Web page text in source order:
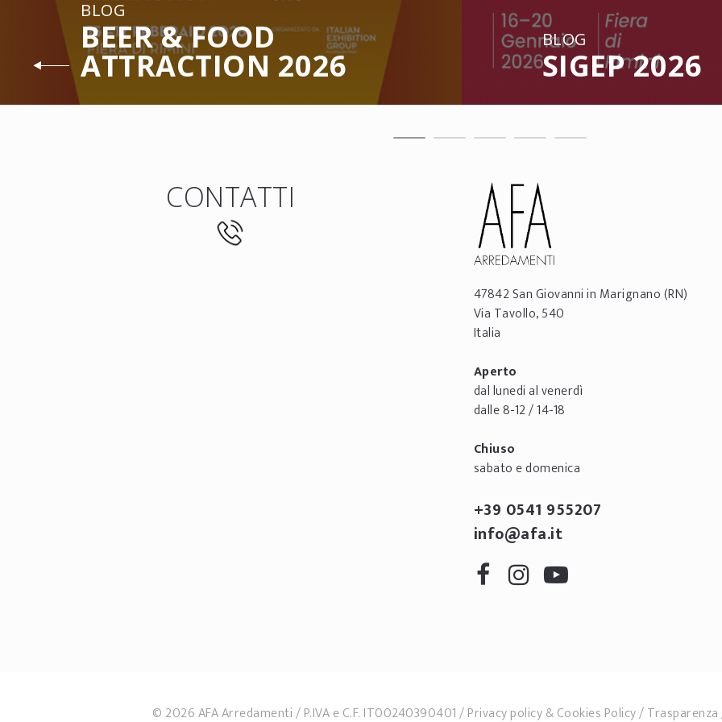
BLOG
BEER & FOOD
ATTRACTION 2026
BLOG
SIGEP 2026
CONTATTI
47842San Giovanni in Marignano(RN)
Via Tavollo, 540
Italia
Aperto
dal lunedi al venerdì
dalle 8-12 / 14-18
Chiuso
sabato e domenica
+39 0541 955207
info@afa.it
© 2026 AFA Arredamenti P.IVA e C.F. IT00240390401 Privacy policy&Cookies Policy Trasparenza